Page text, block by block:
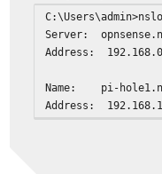
Server:
Address:
Name: pi-
Address: